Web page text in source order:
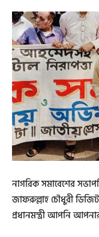
নাগরিক সমাবেশের সভাপতি
জাফরুল্লাহ চৌধুরী
প্রধানমন্ত্রী আপনি